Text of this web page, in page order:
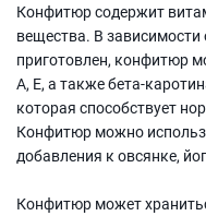
Конфитюр содержит
вещества. В зависимости
приготовлен, конфитюр
А, Е, а также бета-
которая способствует
Конфитюр можно
добавления к овсянке,
Конфитюр может